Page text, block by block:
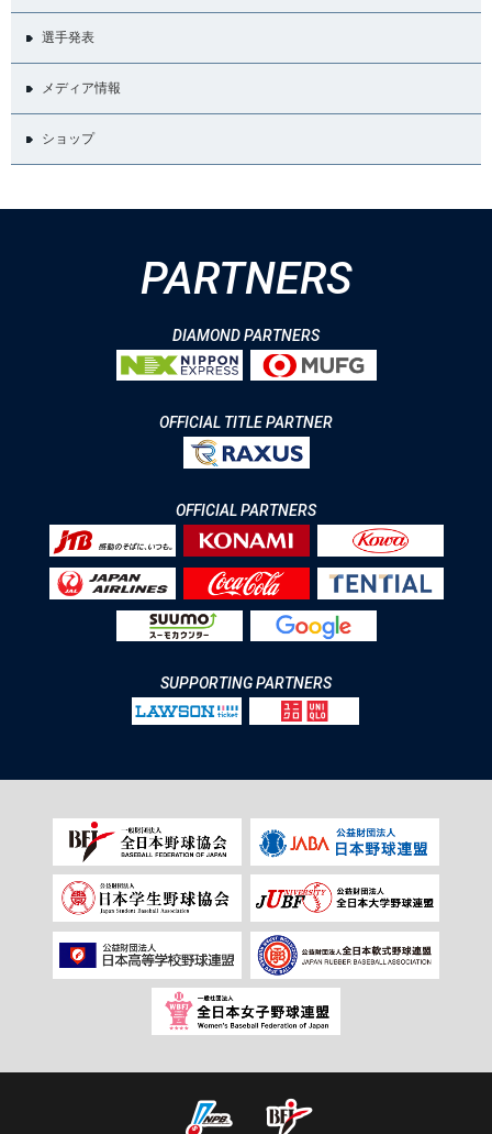
選手発表
メディア情報
ショップ
PARTNERS
DIAMOND PARTNERS
OFFICIAL TITLE PARTNER
OFFICIAL PARTNERS
SUPPORTING PARTNERS